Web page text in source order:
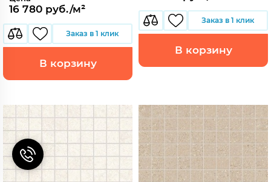
16 780 руб./м²
Заказ в 1 клик
В корзину
Заказ в 1 клик
В корзину